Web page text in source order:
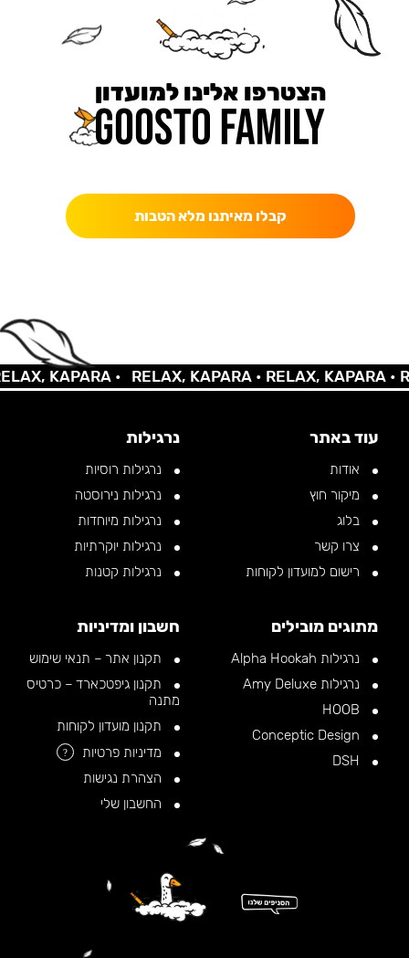
הצטרפו אלינו למועדון
קבלו מאיתנו מלא הטבות
KAPARA • RELAX, KAPARA •RELAX, KAPARA •
עוד באתר
אודות
מיקור חוץ
בלוג
צרו קשר
רישום למועדון לקוחות
נרגילות
נרגילות רוסיות
נרגילות נירוסטה
נרגילות מיוחדות
נרגילות יוקרתיות
נרגילות קטנות
מתוגים מובילים
נרגילות Alpha Hookah
נרגילות Amy Deluxe
חשבון ומדיניות
תקנון אתר – תנאי שימוש
תקנון גיפטכארד – כרטיס
מתנה
תקנון מועדון לקוחות
מדיניות פרטיות
?
הצהרת נגישות
החשבון שלי